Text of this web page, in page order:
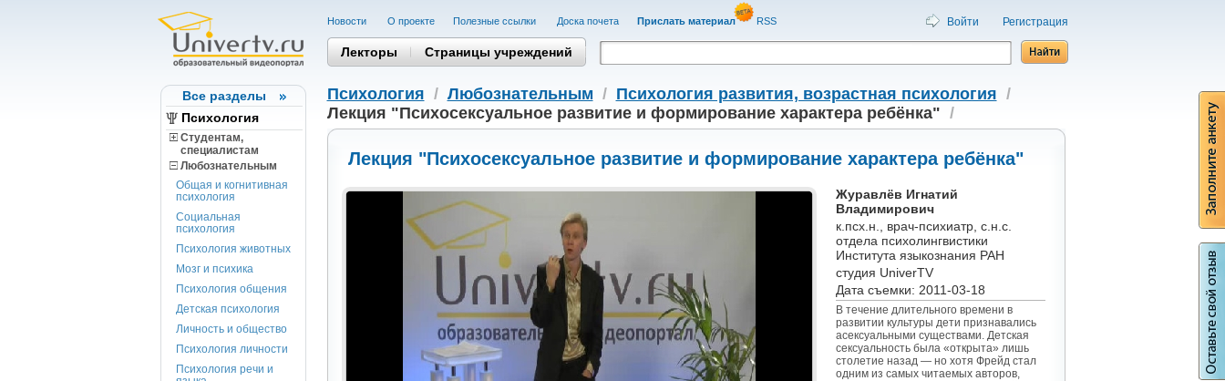
Все разделы
Психология
Студентам,
cпециалистам
Любознательным
Общая и когнитивная
психология
Социальная
психология
Психология животных
Мозг и психика
Психология общения
Детская психология
Личность и общество
Психология личности
Психология речи и
Новости О проекте Полезные cсылки Доска почета Прислать материал RSS Войти Регистрация
Лекторы Страницы учреждений
Психология / Любознательным / Психология развития, возрастная психология /
Лекция "Психосексуальное развитие и формирование характера ребёнка" /
Лекция "Психосексуальное развитие и формирование характера ребёнка"
Журавлёв Игнатий
Владимирович
к.псх.н., врач-психиатр, с.н.с.
отдела психолингвистики
Института языкознания РАН
студия UniverTV
Дата съемки: 2011-03-18
В течение длительного времени в
развитии культуры дети признавались
асексуальными существами. Детская
сексуальность была «открыта» лишь
столетие назад — но хотя Фрейд стал
одним из самых читаемых авторов,